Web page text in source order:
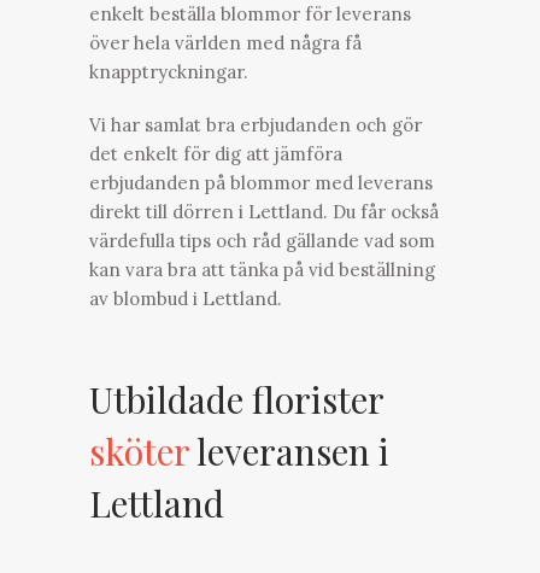
enkelt beställa blommor för leverans
över hela världen med några få
knapptryckningar.
Vi har samlat bra erbjudanden och gör
det enkelt för dig att jämföra
erbjudanden på blommor med leverans
direkt till dörren i Lettland. Du får också
värdefulla tips och råd gällande vad som
kan vara bra att tänka på vid beställning
av blombud i Lettland.
Utbildade florister
sköterleveransen i
Lettland